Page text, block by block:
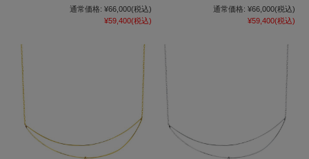
通常価格: ¥66,000(税込)
¥59,400(税込)
通常価格: ¥66,000(税込)
¥59,400(税込)